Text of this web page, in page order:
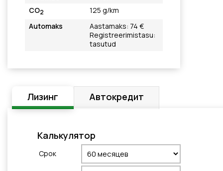
CO2
125 g/km
Automaks
Aastamaks: 74 €
Registreerimistasu:
tasutud
Лизинг Автокредит
Калькулятор
Cрок